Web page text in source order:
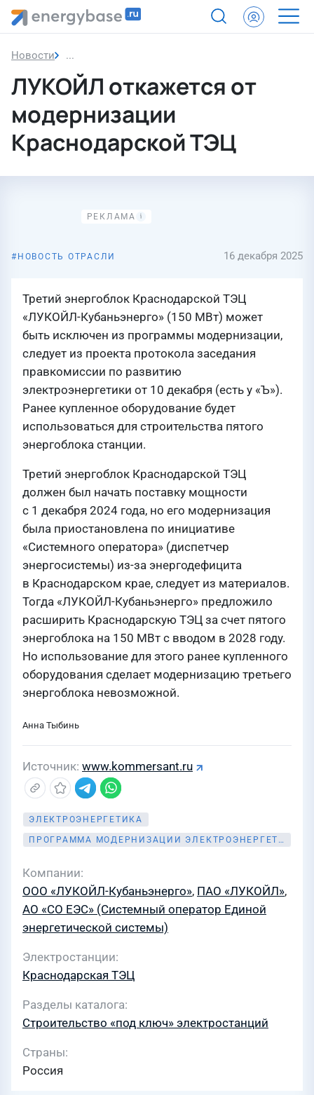
Новости ЛУКОЙЛ откажется от модернизации
ЛУКОЙЛ откажется от
модернизации
Краснодарской ТЭЦ
НОВОСТЬ ОТРАСЛИ 16 декабря 2025
Третий энергоблок Краснодарской ТЭЦ
«ЛУКОЙЛ-Кубаньэнерго» (150 МВт) может
быть исключен из программы модернизации,
следует из проекта протокола заседания
правкомиссии по развитию
электроэнергетики от 10 декабря (есть у «Ъ»).
Ранее купленное оборудование будет
использоваться для строительства пятого
энергоблока станции.
Третий энергоблок Краснодарской ТЭЦ
должен был начать поставку мощности
с 1 декабря 2024 года, но его модернизация
была приостановлена по инициативе
«Системного оператора» (диспетчер
энергосистемы) из-за энергодефицита
в Краснодарском крае, следует из материалов.
Тогда «ЛУКОЙЛ-Кубаньэнерго» предложило
расширить Краснодарскую ТЭЦ за счет пятого
энергоблока на 150 МВт с вводом в 2028 году.
Но использование для этого ранее купленного
оборудования сделает модернизацию третьего
энергоблока невозможной.
Анна Тыбинь
Источник www.kommersant.ru
ЭЛЕКТРОЭНЕРГЕТИКА
ПРОГРАММА МОДЕРНИЗАЦИИ ЭЛЕКТРОЭНЕРГЕТИКИ
Компании
ООО «ЛУКОЙЛ-Кубаньэнерго», ПАО «ЛУКОЙЛ»,
АО «СО ЕЭС» (Системный оператор Единой
энергетической системы)
Электростанции
Краснодарская ТЭЦ
Разделы каталога
Строительство «под ключ» электростанций
Страны
Россия